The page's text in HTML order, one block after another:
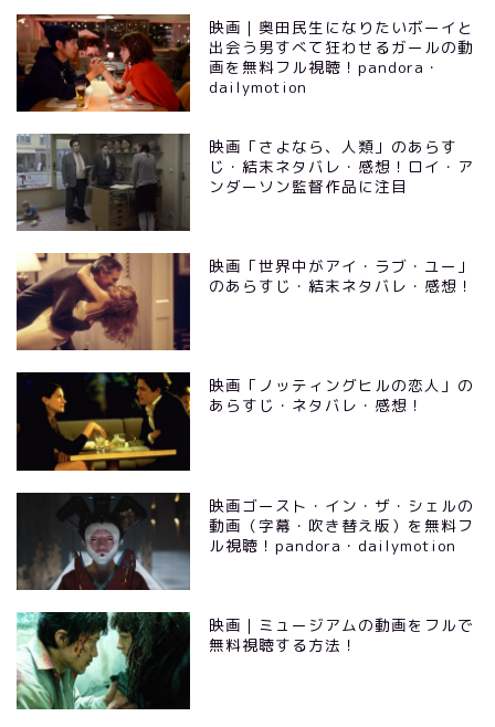
映画｜奥田民生になりたいボーイと
出会う男すべて狂わせるガールの動
画を無料フル視聴！pandora・
dailymotion
映画「さよなら、人類」のあらす
じ・結末ネタバレ・感想！ロイ・ア
ンダーソン監督作品に注目
映画「世界中がアイ・ラブ・ユー」
のあらすじ・結末ネタバレ・感想！
映画「ノッティングヒルの恋人」の
あらすじ・ネタバレ・感想！
映画ゴースト・イン・ザ・シェルの
動画（字幕・吹き替え版）を無料フ
ル視聴！pandora・dailymotion
映画｜ミュージアムの動画をフルで
無料視聴する方法！